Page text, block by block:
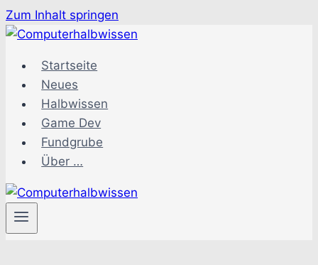
Zum Inhalt springen
Startseite
Neues
Halbwissen
Game Dev
Fundgrube
Über …